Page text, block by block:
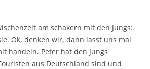
am schakern mit den Jungs:
Ok, denken wir, dann lasst uns mal
handeln. Peter hat den Jungs
aus Deutschland sind und